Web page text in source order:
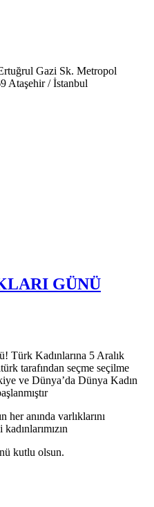
Gazi Sk. Metropol
Ataşehir / İstanbul
GÜNÜ
Türk Kadınlarına 5 Aralık
tarafından seçme seçilme
ve Dünya’da Dünya Kadın
anında varlıklarını
kutlu olsun.